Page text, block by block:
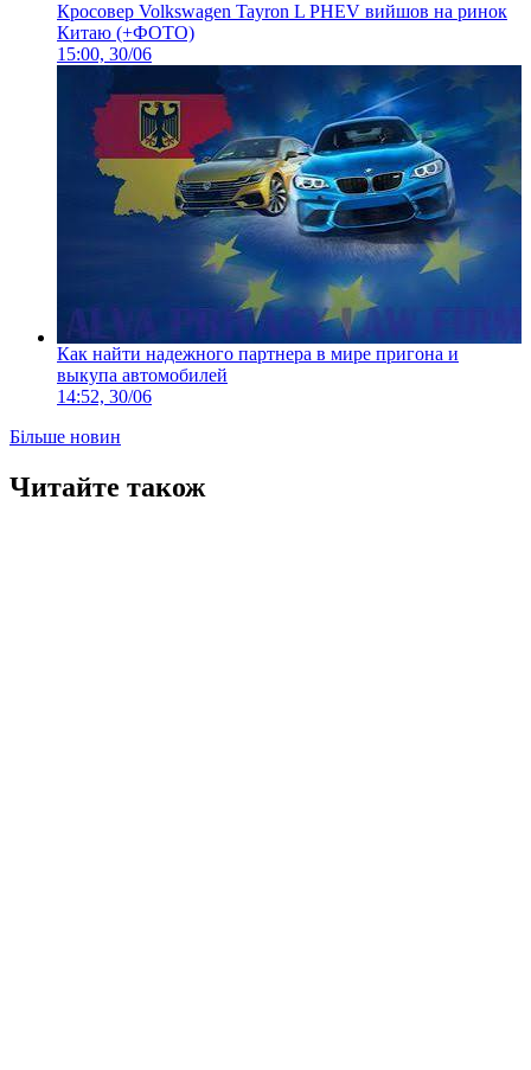
Кросовер Volkswagen Tayron L PHEV вийшов на ринок
Китаю (+ФОТО)
15:00, 30/06
Как найти надежного партнера в мире пригона и
выкупа автомобилей
14:52, 30/06
Більше новин
Читайте також